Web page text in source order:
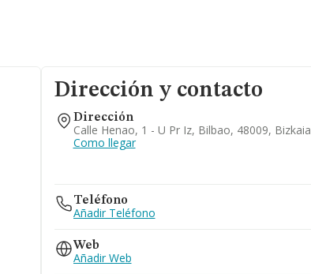
Dirección y contacto
Dirección
Calle Henao, 1 - U Pr Iz, Bilbao, 48009, Bizkaia
Como llegar
Teléfono
Añadir Teléfono
Web
Añadir Web